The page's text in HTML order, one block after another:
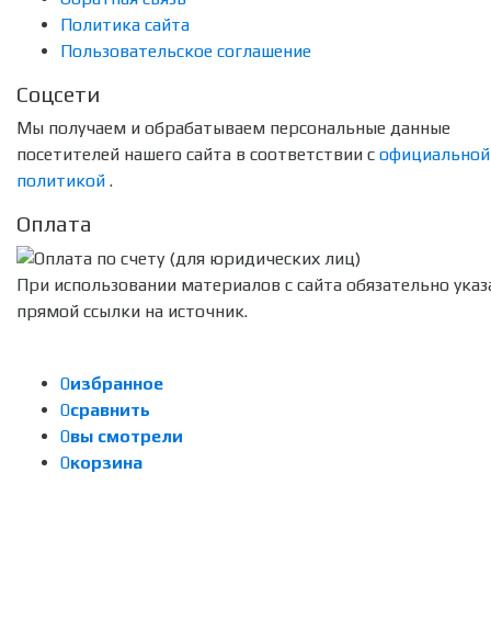
Политика сайта
Пользовательское соглашение
Соцсети
Мы получаем и обрабатываем персональные данные
посетителей нашего сайта в соответствии с официальной
политикой .
Оплата
При использовании материалов с сайта обязательно
прямой ссылки на источник.
0избранное
0сравнить
0вы смотрели
0корзина